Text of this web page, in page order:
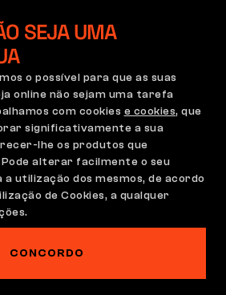
Transporte e pagamento
Registo no B2B
Reclamações e garantia
Política de Reclamações
GDPR
| Português
SEJA UMA
o possível para que as suas
online não sejam uma tarefa
com cookies e cookies, que
significativamente a sua
lhe os produtos que
alterar facilmente o seu
utilização dos mesmos, de acordo
de Cookies, a qualquer
CONCORDO